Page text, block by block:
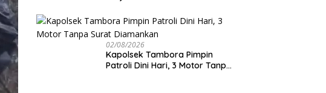
Pedalaman Papua
02/08/2026
Kapolsek Tambora Pimpin
Patroli Dini Hari, 3 Motor Tanpa